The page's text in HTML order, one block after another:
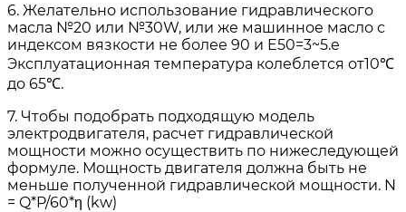
6. Желательно использование гидравлического
масла №20 или №30W, или же машинное масло с
индексом вязкости не более 90 и E50=3~5.e
Эксплуатационная температура колеблется от10℃
до 65℃.
7. Чтобы подобрать подходящую модель
электродвигателя, расчет гидравлической
мощности можно осуществить по нижеследующей
формуле. Мощность двигателя должна быть не
меньше полученной гидравлической мощности. N
= Q*P/60*η (kw)